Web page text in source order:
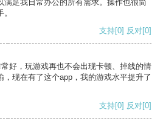
满足我日常办公的所有需求。操作也很简
支持[0] 反对[0]
好，玩游戏再也不会出现卡顿、掉线的情
现在有了这个app，我的游戏水平提升了
支持[0] 反对[0]